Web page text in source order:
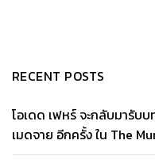
RECENT POSTS
โอเดด เฟหร์ จะกลับมารับ
เมดจาย อีกครั้ง ใน The